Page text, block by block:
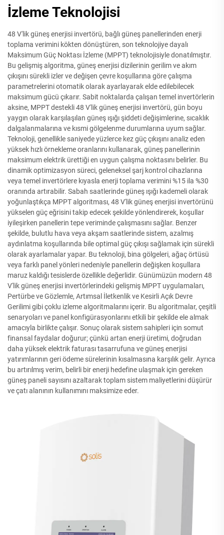
İzleme Teknolojisi
48 V'lik güneş enerjisi invertörü, bağlı güneş panellerinden enerji
toplama verimini kökten dönüştüren, son teknolojiye dayalı
Maksimum Güç Noktası İzleme (MPPT) teknolojisiyle donatılmıştır.
Bu gelişmiş algoritma, güneş enerjisi dizilerinin gerilim ve akım
çıkışını sürekli izler ve değişen çevre koşullarına göre çalışma
parametrelerini otomatik olarak ayarlayarak elde edilebilecek
maksimum gücü çıkarır. Sabit noktalarda çalışan temel invertörlerin
aksine, MPPT destekli 48 V'lik güneş enerjisi invertörü, gün boyu
yaygın olarak karşılaşılan güneş ışığı şiddeti değişimlerine, sıcaklık
dalgalanmalarına ve kısmi gölgelenme durumlarına uyum sağlar.
Teknoloji, genellikle saniyede yüzlerce kez güç çıkışını analiz eden
yüksek hızlı örnekleme oranlarını kullanarak, güneş panellerinin
maksimum elektrik ürettiği en uygun çalışma noktasını belirler. Bu
dinamik optimizasyon süreci, geleneksel şarj kontrol cihazlarına
veya temel invertörlere kıyasla enerji toplama verimini %15 ila %30
oranında artırabilir. Sabah saatlerinde güneş ışığı kademeli olarak
yoğunlaştıkça MPPT algoritması, 48 V'lik güneş enerjisi invertörünü
yükselen güç eğrisini takip edecek şekilde yönlendirerek, koşullar
iyileşirken panellerin tepe veriminde çalışmasını sağlar. Benzer
şekilde, bulutlu hava veya akşam saatlerinde sistem, azalmış
aydınlatma koşullarında bile optimal güç çıkışı sağlamak için sürekli
olarak ayarlamalar yapar. Bu teknoloji, bina gölgeleri, ağaç örtüsü
veya farklı panel yönleri nedeniyle panellerin değişken koşullara
maruz kaldığı tesislerde özellikle değerlidir. Günümüzün modern 48
V'lik güneş enerjisi invertörlerindeki gelişmiş MPPT uygulamaları,
Pertürbe ve Gözlemle, Artımsal İletkenlik ve Kesirli Açık Devre
Gerilimi gibi çoklu izleme algoritmalarını içerir. Bu algoritmalar, çeşitli
senaryoları ve panel konfigürasyonlarını etkili bir şekilde ele almak
amacıyla birlikte çalışır. Sonuç olarak sistem sahipleri için somut
finansal faydalar doğurur; çünkü artan enerji üretimi, doğrudan
daha yüksek elektrik faturası tasarrufuna ve güneş enerjisi
yatırımlarının geri ödeme sürelerinin kısalmasına karşılık gelir. Ayrıca
bu artırılmış verim, belirli bir enerji hedefine ulaşmak için gereken
güneş paneli sayısını azaltarak toplam sistem maliyetlerini düşürür
ve çatı alanının kullanımını maksimize eder.